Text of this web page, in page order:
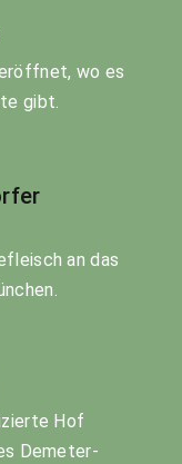
wo es
gibt.
an das
Hof
Demeter-